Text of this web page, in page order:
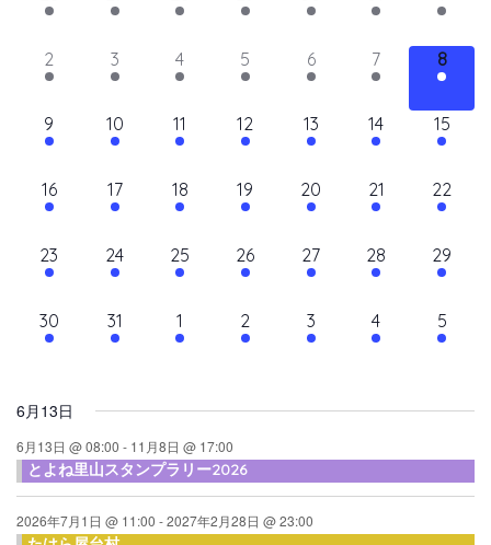
ト
を
検
索
て
ビ
ゲ
ー
ョ
ン
を
表
ュ
ナ
ト
の
カ
レ
ン
ダ
ー
イ
ン
イ
ン
イ
ン
イ
ン
イ
ン
イ
ン
イ
ベ
ン
11
イ
ン
2
11
イ
ン
3
11
イ
ン
4
11
イ
ン
5
11
イ
ン
6
11
イ
ン
7
11
イ
ベ
ン
8
12
イ
ン
9
10
イ
ン
10
10
イ
ン
11
10
イ
ン
12
10
イ
ン
13
10
イ
ン
14
10
イ
ン
15
10
イ
ン
16
9
イ
ン
17
9
イ
ン
18
9
イ
ン
19
9
イ
ン
20
9
イ
ン
21
10
イ
ン
22
10
イ
ン
23
10
イ
ン
24
9
イ
ン
25
9
イ
ン
26
10
イ
ン
27
9
イ
ン
28
10
イ
ン
29
10
イ
ト,
30
6
イ
31
6
イ
1
6
イ
2
6
イ
3
6
イ
4
6
イ
5
6月13日
6月13日 @ 08:00 - 11月8日 @ 17:00
とよね里山スタンプラリー2026
2026年7月1日 @ 11:00 -2027年2月28日 @ 23:00